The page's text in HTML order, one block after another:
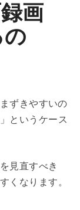
画
ずきやすいの
というケース
見直すべき
くなります。